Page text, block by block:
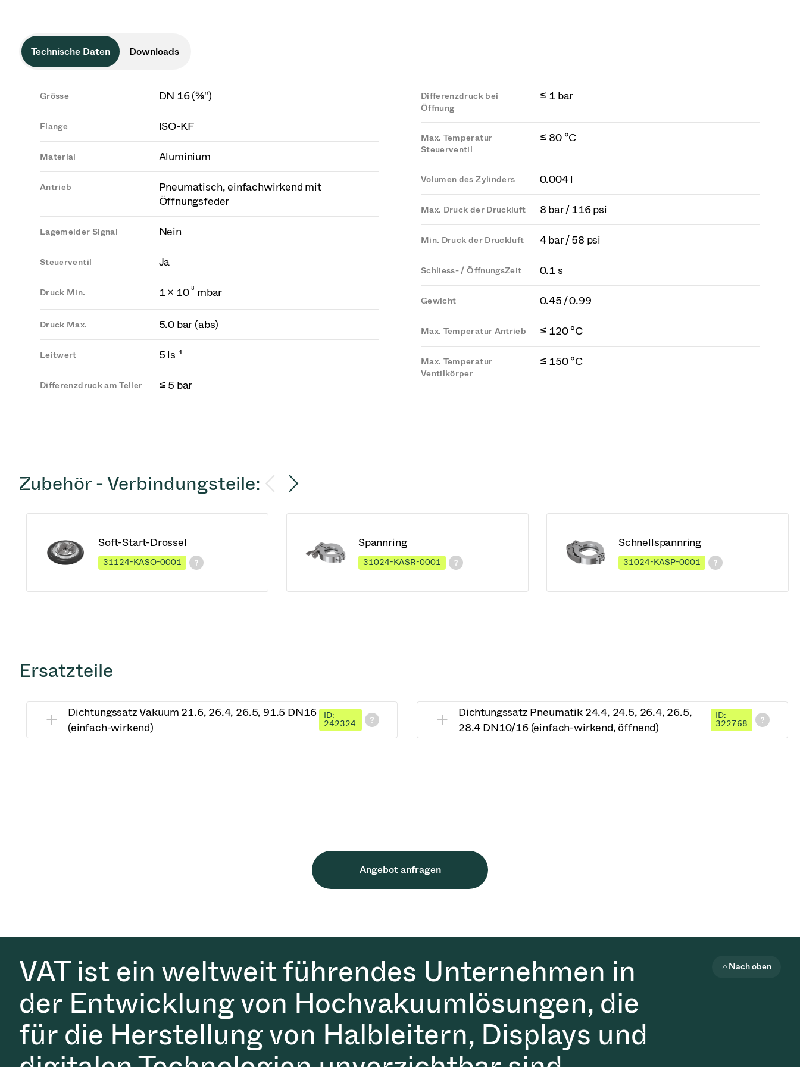
Technische Daten Downloads
Grösse DN 16 (⅝")
Flange ISO-KF
Material Aluminium
Antrieb
Pneumatisch, einfachwirkend mit
Öffnungsfeder
Lagemelder Signal Nein
Steuerventil Ja
Druck Min. 1 × 10-8 mbar
Druck Max. 5.0 bar (abs)
Leitwert 5 ls⁻¹
Differenzdruck am Teller ≤ 5 bar
Differenzdruck bei
Öffnung
≤ 1 bar
Max. Temperatur
Steuerventil
≤ 80 °C
Volumen des Zylinders 0.004 l
Max. Druck der Druckluft 8 bar / 116 psi
Min. Druck der Druckluft 4 bar / 58 psi
Schliess- / ÖffnungsZeit 0.1 s
Gewicht 0.45 / 0.99
Max. Temperatur Antrieb ≤ 120 °C
Max. Temperatur
Ventilkörper
≤ 150 °C
Zubehör - Verbindungsteile:
Soft-Start-Drossel
31124-KASO-0001
Spannring
31024-KASR-0001
Schnellspannring
31024-KASP-0001
Ersatzteile
Dichtungssatz Vakuum 21.6, 26.4, 26.5, 91.5 DN16
(einfach-wirkend)
ID:
242324
Dichtungssatz Pneumatik 24.4, 24.5, 26.4, 26.5,
28.4 DN10/16 (einfach-wirkend, öffnend)
ID:
322768
Angebot anfragen
VAT ist ein weltweit führendes Unternehmen in
der Entwicklung von Hochvakuumlösungen, die
für die Herstellung von Halbleitern, Displays und
Nach oben